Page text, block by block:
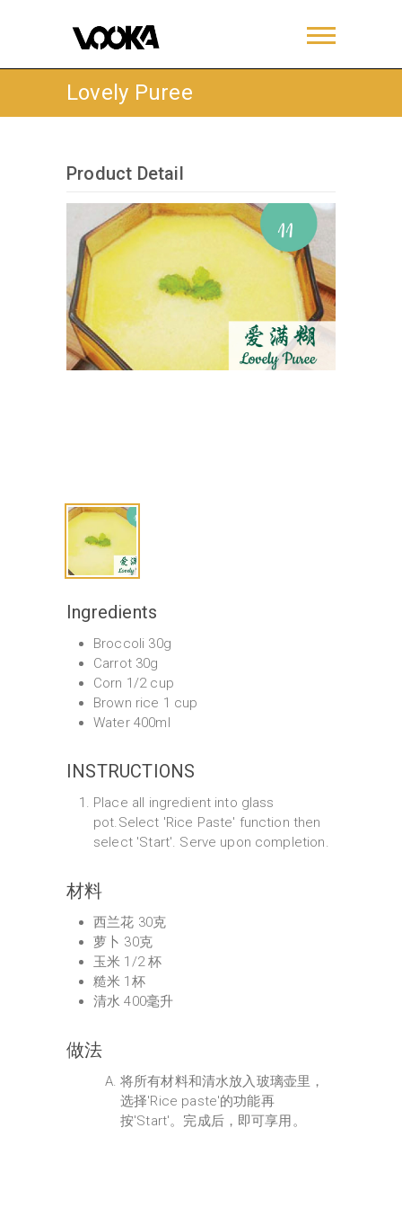
Lovely Puree
Product Detail
Ingredients
Broccoli 30g
Carrot 30g
Corn 1/2 cup
Brown rice 1 cup
Water 400ml
INSTRUCTIONS
Place all ingredient into glass
pot.Select 'Rice Paste' function then
select 'Start'. Serve upon completion.
材料
西兰花 30克
萝卜 30克
玉米 1/2 杯
糙米 1杯
清水 400毫升
做法
将所有材料和清水放入玻璃壶里，
选择'Rice paste'的功能再
按'Start'。完成后，即可享用。